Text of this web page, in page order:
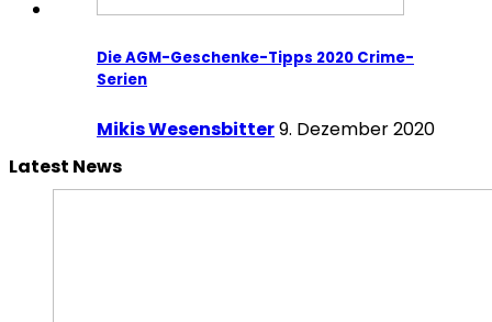
Die AGM-Geschenke-Tipps 2020 Crime-
Serien
Mikis Wesensbitter9. Dezember 2020
Latest News